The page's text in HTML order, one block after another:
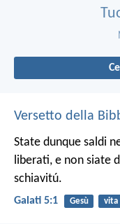
Versetto della
State dunque saldi
liberati, e non siate
schiavitú.
Galati 5:1 Gesù vita